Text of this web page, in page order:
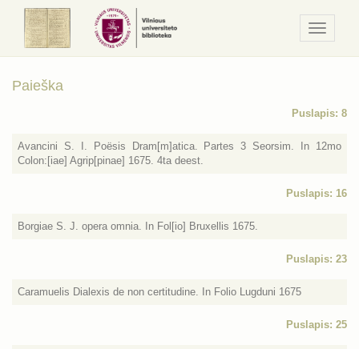
/
Meniu
Paieška
Puslapis: 8
Avancini S. I. Poësis Dram[m]atica. Partes 3 Seorsim. In 12mo
Colon:[iae] Agrip[pinae] 1675. 4ta deest.
Puslapis: 16
Borgiae S. J. opera omnia. In Fol[io] Bruxellis 1675.
Puslapis: 23
Caramuelis Dialexis de non certitudine. In Folio Lugduni 1675
Puslapis: 25